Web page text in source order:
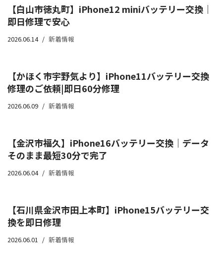
【白山市徳丸町】iPhone12 miniバッテリー交換｜
即日修理で安心
2026.06.14 新着情報
【かほく市宇野気より】iPhone11バッテリー交換
修理のご依頼|即日60分修理
2026.06.09 新着情報
【金沢市福久】iPhone16バッテリー交換｜データ
そのまま最短30分で完了
2026.06.04 新着情報
【石川県金沢市田上本町】iPhone15バッテリー交
換を即日修理
2026.06.01 新着情報